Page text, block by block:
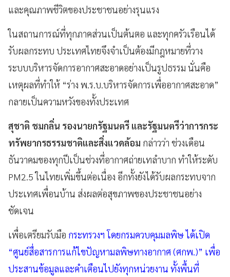
และคุณภาพชีวิตของประชาชนอย่างรุนแรง
ในสถานการณ์ที่ทุกภาคส่วนเป็นต้นตอ และทุกครัวเรือนได้
รับผลกระทบ ประเทศไทยจึงจำเป็นต้องมีกฎหมายที่วาง
ระบบบริหารจัดการอากาศสะอาดอย่างเป็นรูปธรรม นั่นคือ
เหตุผลที่ทำให้ “ร่าง พ.ร.บ.บริหารจัดการเพื่ออากาศสะอาด”
กลายเป็นความหวังของทั้งประเทศ
สุชาติ ชมกลิ่น รองนายกรัฐมนตรี และรัฐมนตรีว่าการกระ
ทรัพยากรธรรมชาติและสิ่งแวดล้อม กล่าวว่า ช่วงเดือน
ธันวาคมของทุกปีเป็นช่วงที่อากาศถ่ายเทลำบาก ทำให้ระดับ
PM2.5 ในไทยเพิ่มขึ้นต่อเนื่อง อีกทั้งยังได้รับผลกระทบจาก
ประเทศเพื่อนบ้าน ส่งผลต่อสุขภาพของประชาชนอย่าง
ชัดเจน
เพื่อเตรียมรับมือ กระทรวงฯ โดยกรมควบคุมมลพิษ ได้เปิด
“ศูนย์สื่อสารการแก้ไขปัญหามลพิษทางอากาศ (ศกพ.)” เพื่อ
ประสานข้อมูลและคำเตือนไปยังทุกหน่วยงาน ทั้งพื้นที่